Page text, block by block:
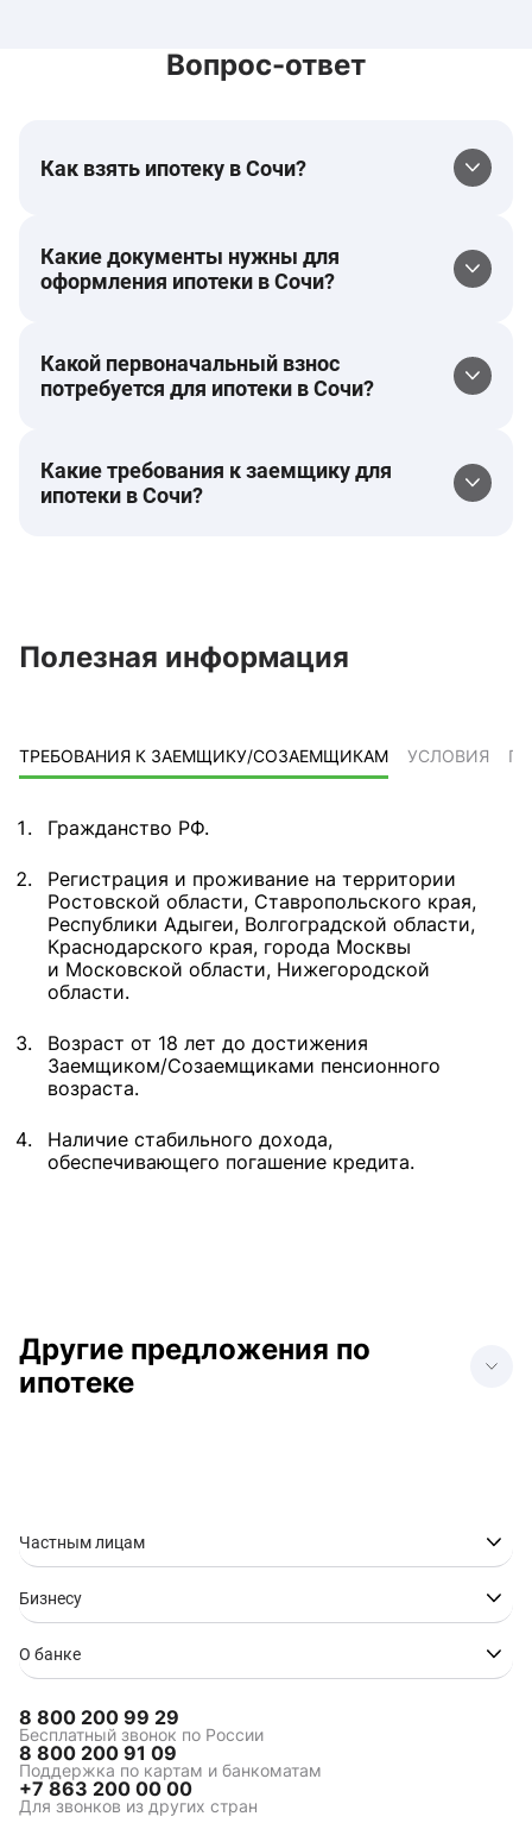
Вопрос-ответ
Как взять ипотеку в Сочи?
Какие документы нужны для
оформления ипотеки в Сочи?
Какой первоначальный взнос
потребуется для ипотеки в Сочи?
Какие требования к заемщику для
ипотеки в Сочи?
Полезная информация
ТРЕБОВАНИЯ К ЗАЕМЩИКУ/СОЗАЕМЩИКАМ УСЛОВИЯ
Гражданство РФ.
Регистрация и проживание на территории
Ростовской области, Ставропольского края,
Республики Адыгеи, Волгоградской области,
Краснодарского края, города Москвы
и Московской области, Нижегородской
области.
Возраст от 18 лет до достижения
Заемщиком/Созаемщиками пенсионного
возраста.
Наличие стабильного дохода,
обеспечивающего погашение кредита.
Другие предложения по
ипотеке
Ипотека в Ростове-на-
Ипотека в Таганроге
Ипотека на
строительство
Зелёная ипотека
Ипотека для
Частным лицам
Бизнесу
О банке
8 800 200 99 29
Бесплатный звонок по России
8 800 200 91 09
Поддержка по картам и банкоматам
+7 863 200 00 00
Для звонков из других стран